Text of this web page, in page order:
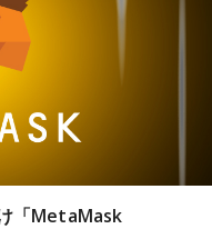
「MetaMask